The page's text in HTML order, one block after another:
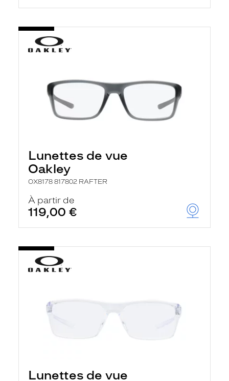
Lunettes de vue
Oakley
OX8178 817802 RAFTER
À partir de
119,00 €
Lunettes de vue